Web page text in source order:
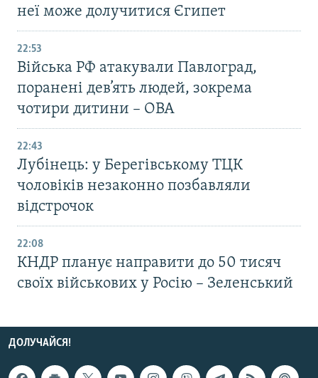
неї може долучитися Єгипет
22:53
Війська РФ атакували Павлоград,
поранені дев’ять людей, зокрема
чотири дитини – ОВА
22:43
Лубінець: у Берегівському ТЦК
чоловіків незаконно позбавляли
відстрочок
22:08
КНДР планує направити до 50 тисяч
своїх військових у Росію – Зеленський
ДОЛУЧАЙСЯ!